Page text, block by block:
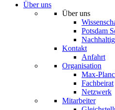
Über uns
Über uns
Potsdam
Kontakt
Anfahrt
Organisation
Max-
Fachbeirat
Netzwerk
Mitarbeiter